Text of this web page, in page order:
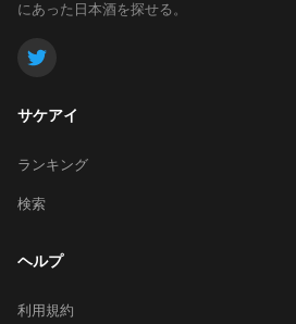
にあった日本酒を探せる。
サケアイ
ランキング
検索
ヘルプ
利用規約